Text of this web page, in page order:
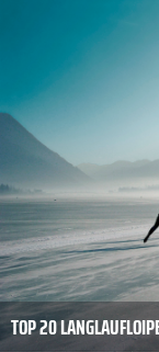
TOP 20